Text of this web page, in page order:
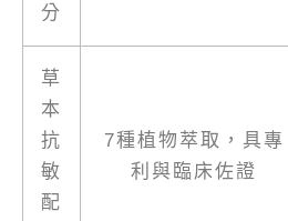
分
草
本
抗
敏
配
7種植物萃取，具專
利與臨床佐證